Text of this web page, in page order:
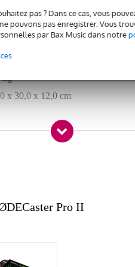
pas ? Dans ce cas, vous
pouvons pas enregistrer. Vous
par Bax Music dans notre
spécifié
l'emballage inclus
kg
x 30,0 x 12,0 cm
et RODECaster Pro II
11 cm
Pro II